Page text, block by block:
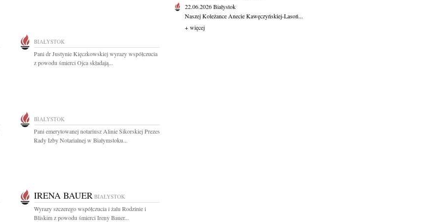
BIAŁYSTOK
Pani dr Justynie Kięczkowskiej wyrazy współczucia
z powodu śmierci Ojca składają...
BIAŁYSTOK
Pani emerytowanej notariusz Alinie Sikorskiej Prezes
Rady Izby Notarialnej w Białymstoku...
IRENA BAUER BIAŁYSTOK
Wyrazy szczerego współczucia i żalu Rodzinie i
Bliskim z powodu śmierci Ireny Bauer...
22.06.2026Białystok
Naszej Koleżance Anecie Kawęczyńskiej-Lasoń...
+ więcej